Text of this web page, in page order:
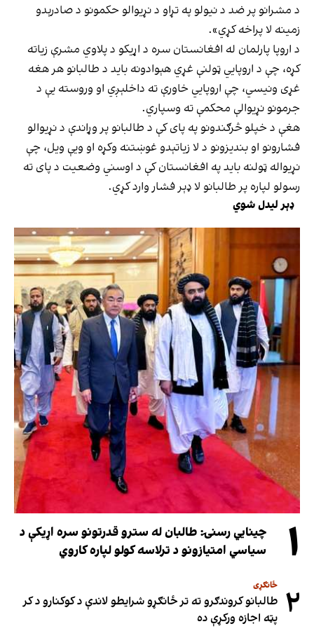
د مشرانو پر ضد د نیولو په تړاو د نړیوالو حکمونو د صادرېدو
زمینه لا پراخه کړي».
د اروپا پارلمان له افغانستان سره د اړیکو د پلاوي مشرې زیاته
کړه، چې د اروپايي ټولنې غړي هېوادونه باید د طالبانو هر هغه
غړی ونیسي، چې اروپايي خاورې ته داخلېږي او وروسته یې د
جرمونو نړیوالې محکمې ته وسپاري.
هغې د خپلو څرګندونو په پای کې د طالبانو پر وړاندې د نړیوالو
فشارونو او بندیزونو د لا زیاتېدو غوښتنه وکړه او ویې ویل، چې
نړیواله ټولنه باید په افغانستان کې د اوسني وضعیت د پای ته
رسولو لپاره پر طالبانو لا ډېر فشار وارد کړي.
ډېر لیدل شوي
۱
چینایي رسنۍ: طالبان له سترو قدرتونو سره اړیکې د
سیاسي امتیازونو د ترلاسه کولو لپاره کاروي
۲ ځانګړی
طالبانو کروندګرو ته تر ځانګړو شرایطو لاندې د کوکنارو د کر
پټه اجازه ورکړې ده